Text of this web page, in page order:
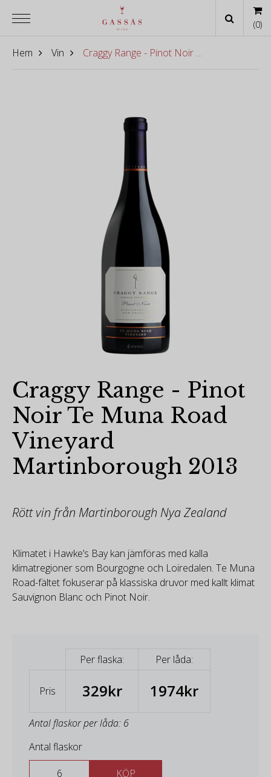
Hem Vin Craggy Range - Pinot Noir Te Muna Road Vineyard Martinborough 2013
Craggy Range - Pinot
Noir Te Muna Road
Vineyard
Martinborough 2013
Rött vin från Martinborough Nya Zealand
Klimatet i Hawke’s Bay kan jämföras med kalla
klimatregioner som Bourgogne och Loiredalen. Te Muna
Road-fältet fokuserar på klassiska druvor med kallt klimat
Sauvignon Blanc och Pinot Noir.
Per flaska: Per låda:
Pris 329kr 1974kr
Antal flaskor per låda: 6
Antal flaskor
(0)